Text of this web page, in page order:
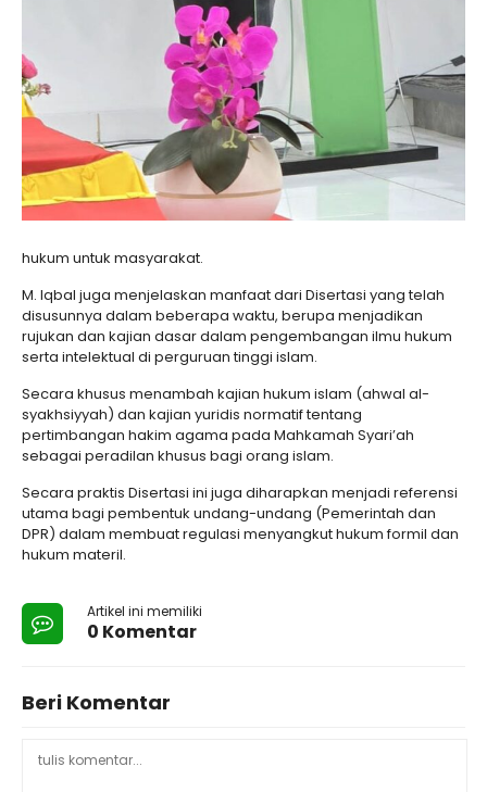
hukum untuk masyarakat.
M. Iqbal juga menjelaskan manfaat dari Disertasi yang telah
disusunnya dalam beberapa waktu, berupa menjadikan
rujukan dan kajian dasar dalam pengembangan ilmu hukum
serta intelektual di perguruan tinggi islam.
Secara khusus menambah kajian hukum islam (ahwal al-
syakhsiyyah) dan kajian yuridis normatif tentang
pertimbangan hakim agama pada Mahkamah Syari’ah
sebagai peradilan khusus bagi orang islam.
Secara praktis Disertasi ini juga diharapkan menjadi referensi
utama bagi pembentuk undang-undang (Pemerintah dan
DPR) dalam membuat regulasi menyangkut hukum formil dan
hukum materil.
Artikel ini memiliki
0 Komentar
Beri Komentar